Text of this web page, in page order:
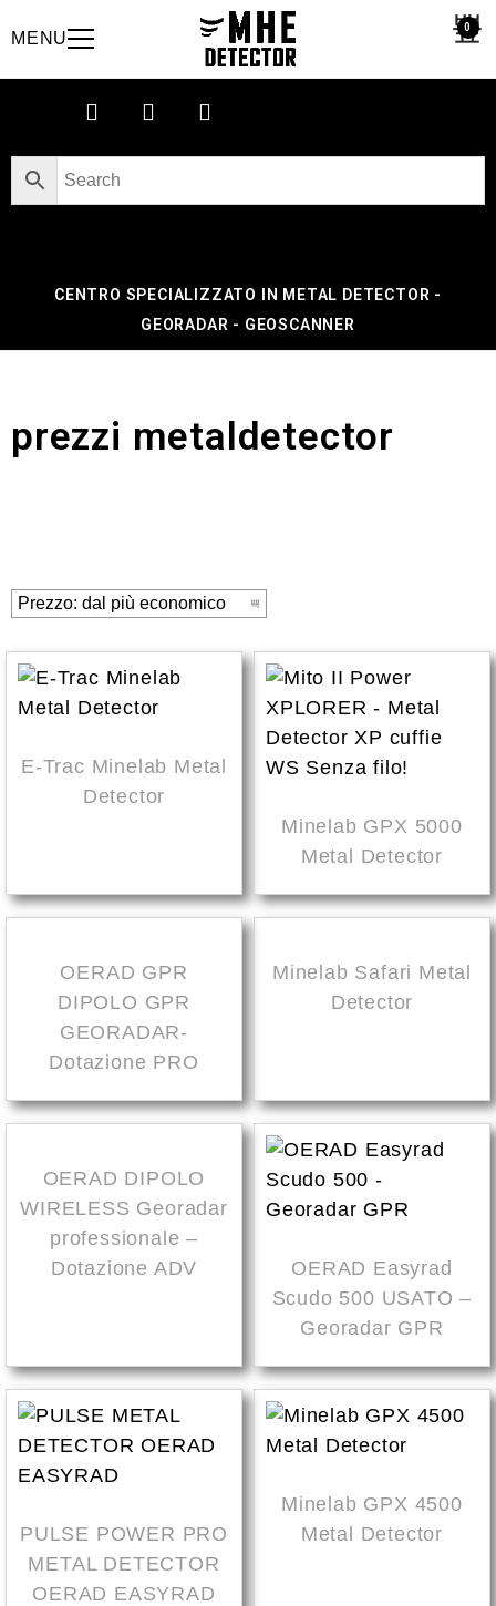
MENU
0
CENTRO SPECIALIZZATO IN METAL DETECTOR -
GEORADAR - GEOSCANNER
prezzi metaldetector
E-Trac Minelab Metal
Detector
Minelab GPX 5000
Metal Detector
OERAD GPR
DIPOLO GPR
GEORADAR-
Dotazione PRO
Minelab Safari Metal
Detector
OERAD DIPOLO
WIRELESS Georadar
professionale –
Dotazione ADV
OERAD Easyrad
Scudo 500 USATO –
Georadar GPR
PULSE POWER PRO
METAL DETECTOR
OERAD EASYRAD
Minelab GPX 4500
Metal Detector